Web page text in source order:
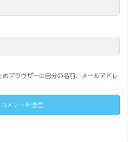
ブラウザーに自分の名前、メールアドレ